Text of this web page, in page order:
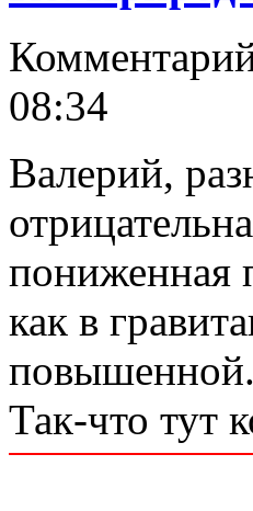
08:34
Валерий,
пониженная
как в
повышенной.
Так-что тут